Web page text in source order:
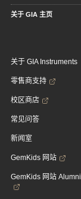
关于 GIA 主页
关于 GIA Instruments
零售商支持
校区商店
常见问答
新闻室
GemKids 网站
GemKids 网站